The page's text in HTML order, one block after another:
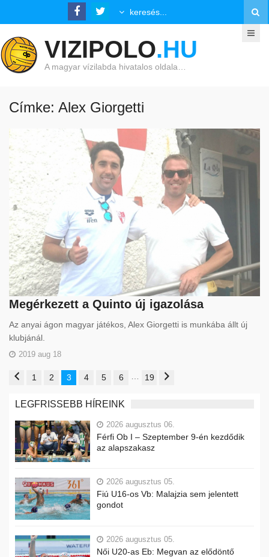
VIZIPOLO.HU
A magyar vízilabda hivatalos oldala…
Címke: Alex Giorgetti
Megérkezett a Quinto új igazolása
Az anyai ágon magyar játékos, Alex Giorgetti is munkába állt új
klubjánál.
2019 aug 18
1 2 3 4 5 6 19
LEGFRISSEBB HÍREINK
2026 augusztus 06.
Férfi Ob I – Szeptember 9-én kezdődik
az alapszakasz
2026 augusztus 05.
Fiú U16-os Vb: Malajzia sem jelentett
gondot
2026 augusztus 05.
Női U20-as Eb: Megvan az elődöntő